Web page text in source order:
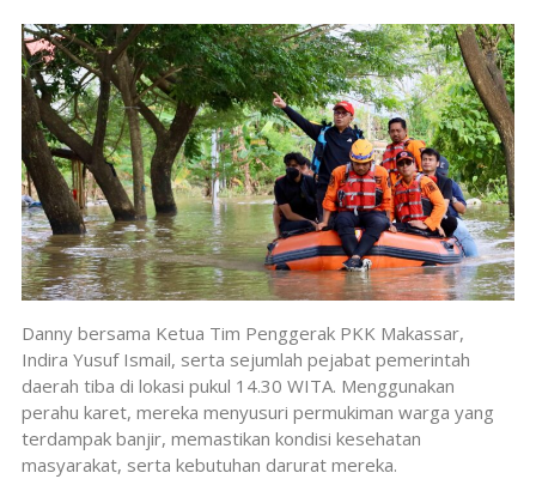
Danny bersama Ketua Tim Penggerak PKK Makassar,
Indira Yusuf Ismail, serta sejumlah pejabat pemerintah
daerah tiba di lokasi pukul 14.30 WITA. Menggunakan
perahu karet, mereka menyusuri permukiman warga yang
terdampak banjir, memastikan kondisi kesehatan
masyarakat, serta kebutuhan darurat mereka.